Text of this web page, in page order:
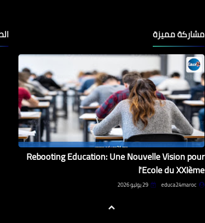
مشاركة مميزة
Rebooting Education: Une Nouvelle Vision pour
l'Ecole du XXIème
educa24maroc 29 يوليو 2026